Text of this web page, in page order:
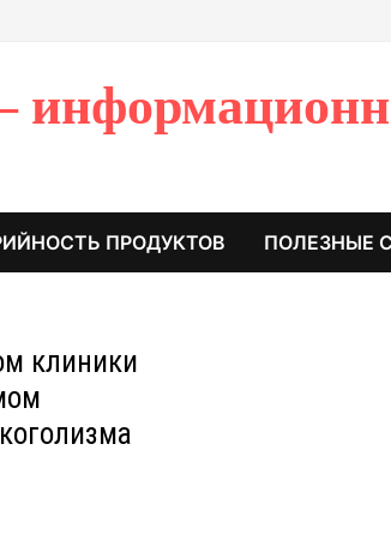
ПРОДУКТОВ ПОЛЕЗНЫЕ
клиники